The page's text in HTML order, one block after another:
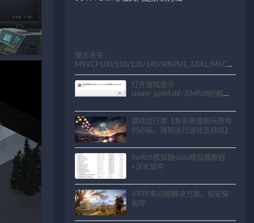
提示丢失：
MSVCP100/110/120/140/XINPU1_3.DLL/MSCV
P71.dll等相关问题解决方法
打开游戏提示
steam_api64.dll\\EMP.dll的解决
游戏运行库【新系统或刚玩游戏
的必装、微软运行游戏支持库】
Switch模拟器yuzu模拟器教程
+汉化软件
VIP所有问题解决方案，和安装
指导